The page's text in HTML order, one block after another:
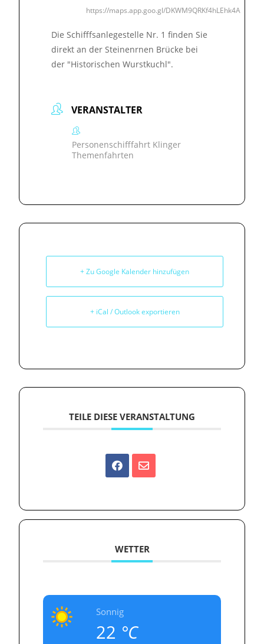
https://maps.app.goo.gl/DKWM9QRKf4hLEhk4A
Die Schifffsanlegestelle Nr. 1 finden Sie
direkt an der Steinenrnen Brücke bei
der "Historischen Wurstkuchl".
VERANSTALTER
Personenschifffahrt Klinger
Themenfahrten
+ Zu Google Kalender hinzufügen
+ iCal / Outlook exportieren
TEILE DIESE VERANSTALTUNG
WETTER
Sonnig
22 °C